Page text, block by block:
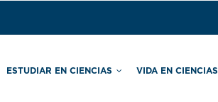
ESTUDIAR EN CIENCIAS VIDA EN CIENCIAS